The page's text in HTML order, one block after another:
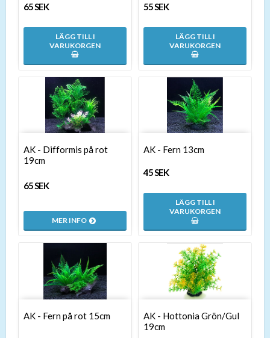
65 SEK
LÄGG TILL I
VARUKORGEN
55 SEK
LÄGG TILL I
VARUKORGEN
AK - Difformis på rot
19cm
65 SEK
MER INFO
AK - Fern 13cm
45 SEK
LÄGG TILL I
VARUKORGEN
AK - Fern på rot 15cm
AK - Hottonia Grön/Gul
19cm